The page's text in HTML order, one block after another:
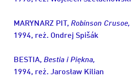
MARYNARZ PIT, Robinson Crusoe,
1994, reż. Ondrej Spišák
BESTIA, Bestia i Piękna,
1994, reż. Jarosław Kilian